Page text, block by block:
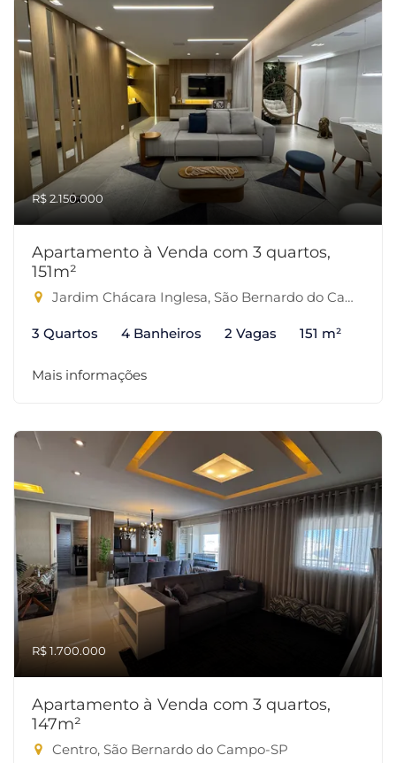
R$ 2.150.000
Apartamento à Venda com 3 quartos,
151m²
Jardim Chácara Inglesa, São Bernardo do Campo-SP
3 Quartos 4 Banheiros 2 Vagas 151 m²
Mais informações
R$ 1.700.000
Apartamento à Venda com 3 quartos,
147m²
Centro, São Bernardo do Campo-SP